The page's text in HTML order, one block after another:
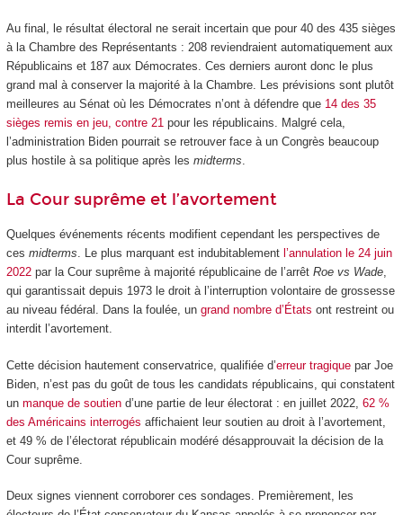
Au final, le résultat électoral ne serait incertain que pour 40 des 435 sièges
à la Chambre des Représentants : 208 reviendraient automatiquement aux
Républicains et 187 aux Démocrates. Ces derniers auront donc le plus
grand mal à conserver la majorité à la Chambre. Les prévisions sont plutôt
meilleures au Sénat où les Démocrates n’ont à défendre que 14 des 35
sièges remis en jeu, contre 21pour les républicains. Malgré cela,
l’administration Biden pourrait se retrouver face à un Congrès beaucoup
plus hostile à sa politique après les midterms.
La Cour suprême et l’avortement
Quelques événements récents modifient cependant les perspectives de
ces midterms. Le plus marquant est indubitablement l’annulation le 24 juin
2022par la Cour suprême à majorité républicaine de l’arrêt Roe vs Wade,
qui garantissait depuis 1973 le droit à l’interruption volontaire de grossesse
au niveau fédéral. Dans la foulée, un grand nombre d’États ont restreint ou
interdit l’avortement.
Cette décision hautement conservatrice, qualifiée d’erreur tragiquepar Joe
Biden, n’est pas du goût de tous les candidats républicains, qui constatent
un manque de soutiend’une partie de leur électorat : en juillet 2022, 62 %
des Américains interrogés affichaient leur soutien au droit à l’avortement,
et 49 % de l’électorat républicain modéré désapprouvait la décision de la
Cour suprême.
Deux signes viennent corroborer ces sondages. Premièrement, les